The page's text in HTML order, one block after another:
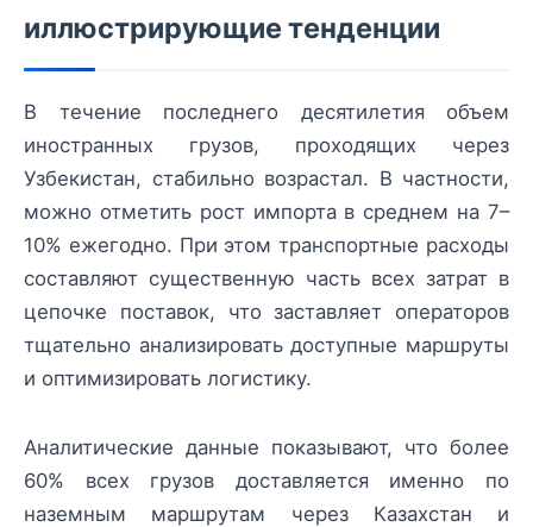
иллюстрирующие тенденции
В течение последнего десятилетия объем
иностранных грузов, проходящих через
Узбекистан, стабильно возрастал. В частности,
можно отметить рост импорта в среднем на 7–
10% ежегодно. При этом транспортные расходы
составляют существенную часть всех затрат в
цепочке поставок, что заставляет операторов
тщательно анализировать доступные маршруты
и оптимизировать логистику.
Аналитические данные показывают, что более
60% всех грузов доставляется именно по
наземным маршрутам через Казахстан и